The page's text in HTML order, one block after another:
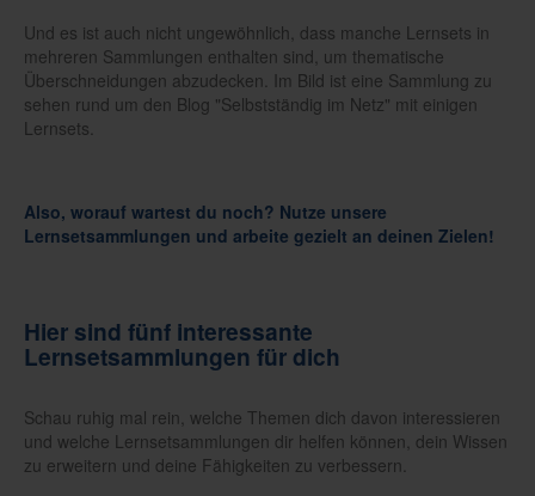
Und es ist auch nicht ungewöhnlich, dass manche Lernsets in
mehreren Sammlungen enthalten sind, um thematische
Überschneidungen abzudecken. Im Bild ist eine Sammlung zu
sehen rund um den Blog "Selbstständig im Netz" mit einigen
Lernsets.
Also, worauf wartest du noch? Nutze unsere
Lernsetsammlungen und arbeite gezielt an deinen Zielen!
Hier sind fünf interessante
Lernsetsammlungen für dich
Schau ruhig mal rein, welche Themen dich davon interessieren
und welche Lernsetsammlungen dir helfen können, dein Wissen
zu erweitern und deine Fähigkeiten zu verbessern.